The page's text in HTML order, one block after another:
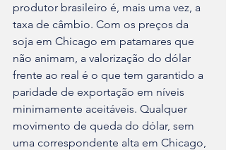
produtor brasileiro é, mais uma vez, a
taxa de câmbio. Com os preços da
soja em Chicago em patamares que
não animam, a valorização do dólar
frente ao real é o que tem garantido a
paridade de exportação em níveis
minimamente aceitáveis. Qualquer
movimento de queda do dólar, sem
uma correspondente alta em Chicago,